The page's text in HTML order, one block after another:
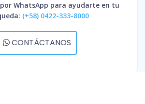
WhatsApp para ayudarte en tu
(+58) 0422-333-8000
CONTÁCTANOS